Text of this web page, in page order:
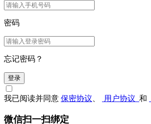
密码
忘记密码？
登录
我已阅读并同意 保密协议 用户协议 和
微信扫一扫绑定